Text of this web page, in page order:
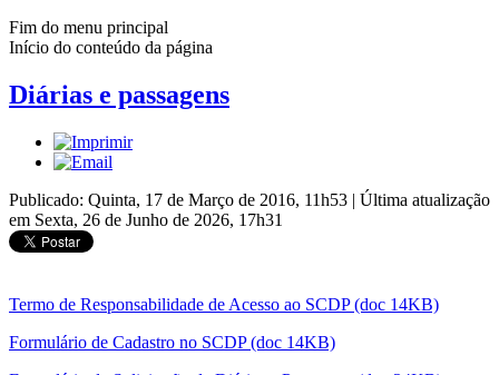
Fim do menu principal
Início do conteúdo da página
Diárias e passagens
Publicado: Quinta, 17 de Março de 2016, 11h53 | Última atualização
em Sexta, 26 de Junho de 2026, 17h31
Termo de Responsabilidade de Acesso ao SCDP (doc 14KB)
Formulário de Cadastro no SCDP (doc 14KB)